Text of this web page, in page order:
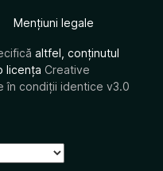
Mențiuni legale
altfel, conținutul
licența Creative
în condiții identice v3.0